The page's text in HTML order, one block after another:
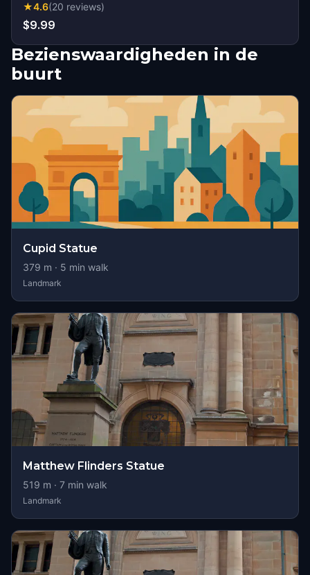
★4.6(20 reviews)
$9.99
Bezienswaardigheden in de
buurt
Cupid Statue
379 m · 5 min walk
Landmark
Matthew Flinders Statue
519 m · 7 min walk
Landmark